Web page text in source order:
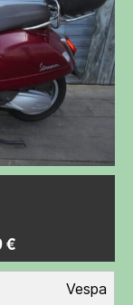
€
Vespa